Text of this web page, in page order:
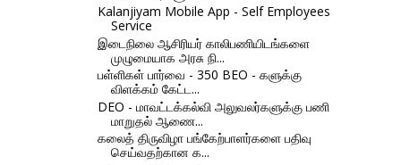
Kalanjiyam Mobile App - Self Employees
Service
இடைநிலை ஆசிரியர் காலிபணியிடங்களை
முழுமையாக அரசு நி...
பள்ளிகள் பார்வை - 350 BEO - களுக்கு
விளக்கம் கேட்ட...
DEO - மாவட்டக்கல்வி அலுவலர்களுக்கு பணி
மாறுதல் ஆணை...
கலைத் திருவிழா பங்கேற்பாளர்களை பதிவு
செய்வதற்கான க...